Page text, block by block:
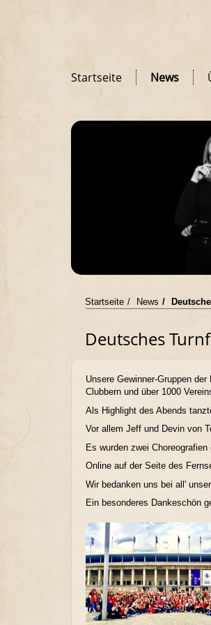
Startseite News
Startseite News
Deutsches
Unsere Gewinner-Gruppen
Clubbern und über 1000
Als Highlight des Abends
Vor allem Jeff und Devin von
Es wurden zwei
Online auf der Seite des
Wir bedanken uns bei all'
Ein besonderes Dankeschön